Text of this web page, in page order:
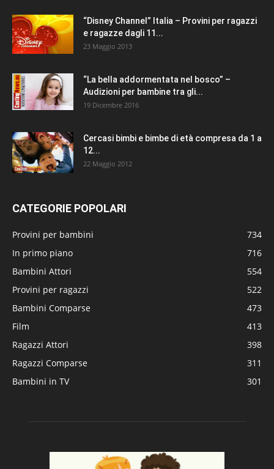
“Disney Channel” Italia – Provini per ragazzi
e ragazze dagli 11...
23 Maggio 2013
“La bella addormentata nel bosco” –
Audizioni per bambine tra gli...
19 Dicembre 2016
Cercasi bimbi e bimbe di età compresa da 1 a
12...
22 Maggio 2012
CATEGORIE POPOLARI
Provini per bambini
734
In primo piano
716
Bambini Attori
554
Provini per ragazzi
522
Bambini Comparse
473
Film
413
Ragazzi Attori
398
Ragazzi Comparse
311
Bambini in TV
301